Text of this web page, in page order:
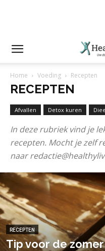
Home Voeding Recepten
RECEPTEN
Afvallen Detox kuren
In deze rubriek vind je
recepten. Mocht je zelf
naar
RECEPTEN
Tip voor de